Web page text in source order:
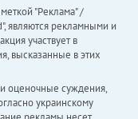
"Реклама" /
являются рекламными и
участвует в
высказанные в этих
и оценочные суждения,
украинскому